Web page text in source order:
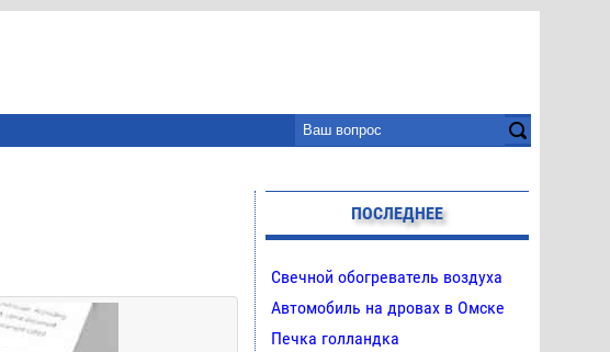
ПОСЛЕДНЕЕ
Свечной обогреватель воздуха
Автомобиль на дровах в Омске
Печка голландка